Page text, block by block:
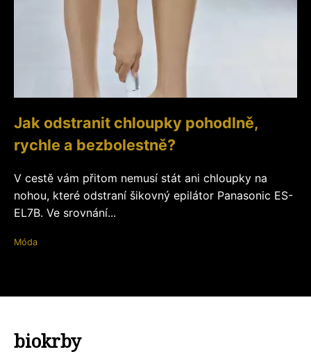
Jak odstranit chloupky pohodlně,
rychle a bezbolestně?
V cestě vám přitom nemusí stát ani chloupky na
nohou, které odstraní šikovný epilátor Panasonic ES-
EL7B. Ve srovnání...
Móda
biokrby